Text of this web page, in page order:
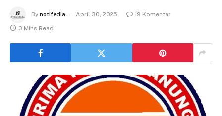
By notifedia April 30, 2025
19 Komentar
3 Mins Read